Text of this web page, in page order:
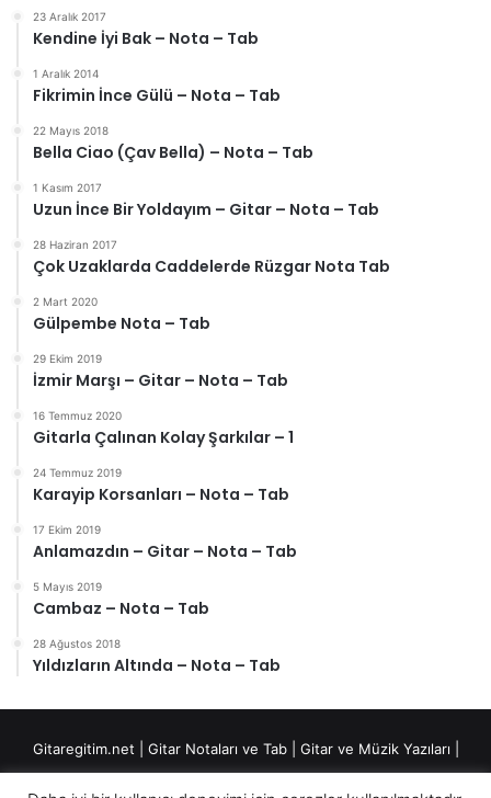
23 Aralık 2017
Kendine İyi Bak – Nota – Tab
1 Aralık 2014
Fikrimin İnce Gülü – Nota – Tab
22 Mayıs 2018
Bella Ciao (Çav Bella) – Nota – Tab
1 Kasım 2017
Uzun İnce Bir Yoldayım – Gitar – Nota – Tab
28 Haziran 2017
Çok Uzaklarda Caddelerde Rüzgar Nota Tab
2 Mart 2020
Gülpembe Nota – Tab
29 Ekim 2019
İzmir Marşı – Gitar – Nota – Tab
16 Temmuz 2020
Gitarla Çalınan Kolay Şarkılar – 1
24 Temmuz 2019
Karayip Korsanları – Nota – Tab
17 Ekim 2019
Anlamazdın – Gitar – Nota – Tab
5 Mayıs 2019
Cambaz – Nota – Tab
28 Ağustos 2018
Yıldızların Altında – Nota – Tab
Gitaregitim.net | Gitar Notaları ve Tab| Gitar ve Müzik Yazıları